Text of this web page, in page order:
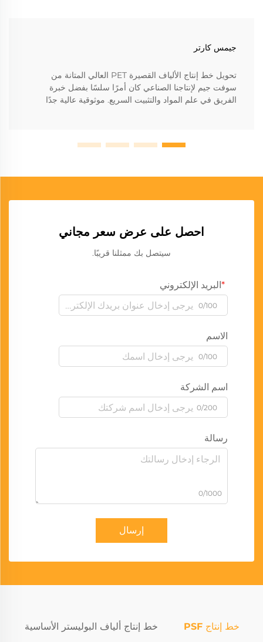
جيمس كارتر
تحويل خط إنتاج الألياف القصيرة PET العالي المتانة من
سوفت جيم لإنتاجنا الصناعي كان أمرًا سلسًا بفضل خبرة
الفريق في علم المواد والتثبيت السريع. موثوقية عالية جدًا
احصل على عرض سعر مجاني
سيتصل بك ممثلنا قريبًا.
البريد الإلكتروني
0/100
الاسم
0/100
اسم الشركة
0/200
رسالة
0/1000
إرسال
خط إنتاج PSF خط إنتاج ألياف البوليستر الأساسية